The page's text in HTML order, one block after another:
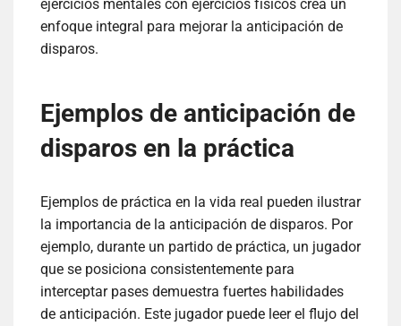
ejercicios mentales con ejercicios físicos crea un
enfoque integral para mejorar la anticipación de
disparos.
Ejemplos de anticipación de
disparos en la práctica
Ejemplos de práctica en la vida real pueden ilustrar
la importancia de la anticipación de disparos. Por
ejemplo, durante un partido de práctica, un jugador
que se posiciona consistentemente para
interceptar pases demuestra fuertes habilidades
de anticipación. Este jugador puede leer el flujo del